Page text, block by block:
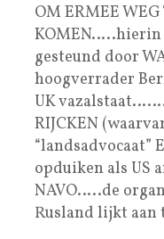
OM ERMEE
gesteund door
hoogverrader
UK
RIJCKEN
“landsadvocaat”
opduiken als US
NAVO…..de
Rusland lijkt aan